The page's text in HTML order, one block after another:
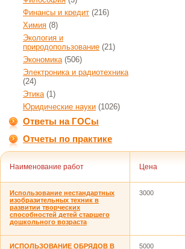
Финансы и кредит (216)
Химия (8)
Экология и
природопользование (21)
Экономика(506)
Электроника и радиотехника
(24)
Этика(1)
Юридические науки (1026)
Ответы на ГОСы
Отчеты по практике
Наименование работ Цена
Использование нестандартных
изобразительных техник в
развитии творческих
способностей детей старшего
дошкольного возраста
3000
ИСПОЛЬЗОВАНИЕ ОБРЯДОВ В
5000